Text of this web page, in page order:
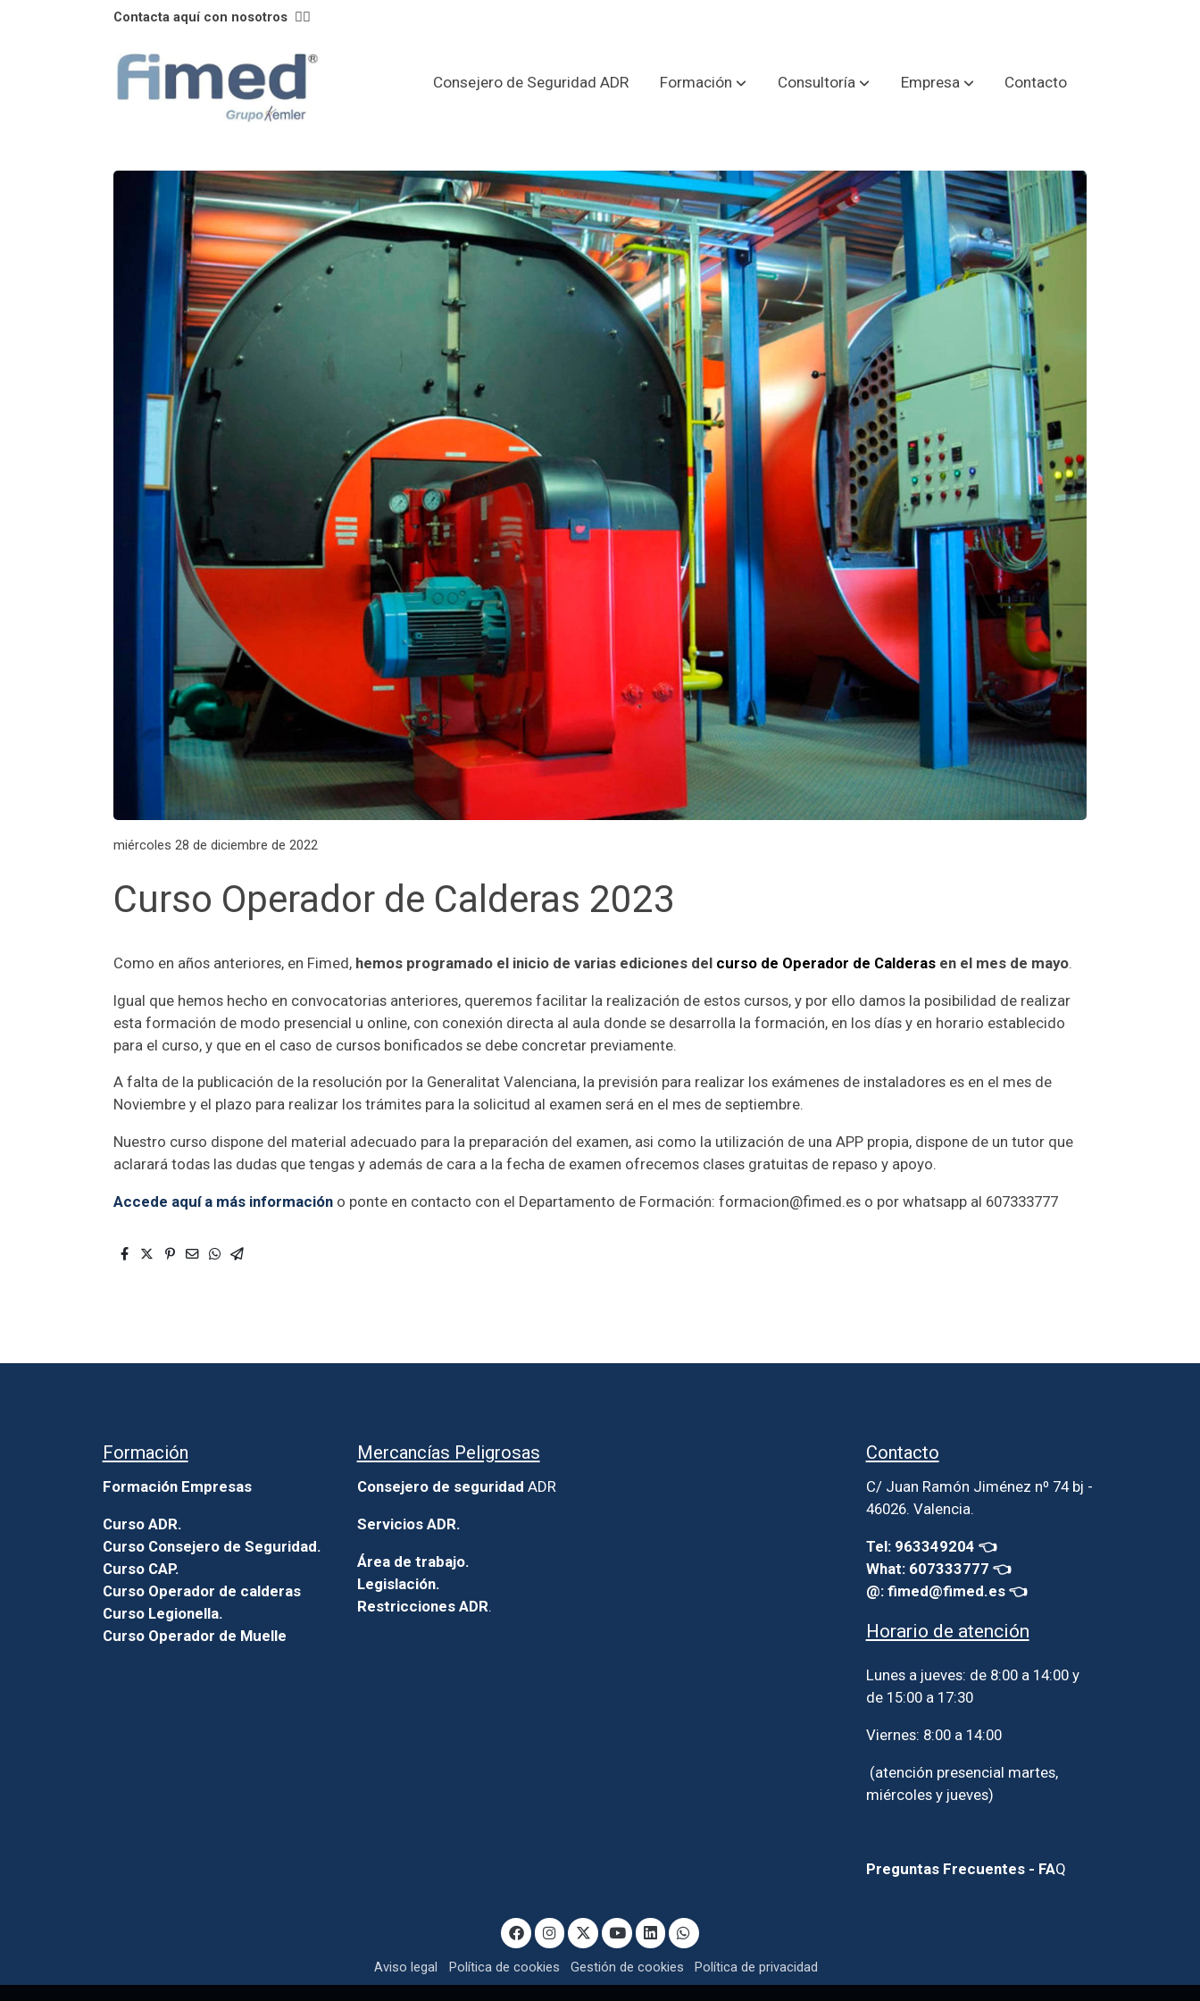
Contacta aquí con nosotros 👈🏼
Consejero de Seguridad ADR Formación Consultoría Empresa Contacto
miércoles 28 de diciembre de 2022
Curso Operador de Calderas 2023
Como en años anteriores, en Fimed, hemos programado el inicio de varias ediciones del curso de Operador de Calderas en el mes de mayo.
Igual que hemos hecho en convocatorias anteriores, queremos facilitar la realización de estos cursos, y por ello damos la posibilidad de realizar
esta formación de modo presencial u online, con conexión directa al aula donde se desarrolla la formación, en los días y en horario establecido
para el curso, y que en el caso de cursos bonificados se debe concretar previamente.
A falta de la publicación de la resolución por la Generalitat Valenciana, la previsión para realizar los exámenes de instaladores es en el mes de
Noviembre y el plazo para realizar los trámites para la solicitud al examen será en el mes de septiembre.
Nuestro curso dispone del material adecuado para la preparación del examen, asi como la utilización de una APP propia, dispone de un tutor que
aclarará todas las dudas que tengas y además de cara a la fecha de examen ofrecemos clases gratuitas de repaso y apoyo.
Accede aquí a más información o ponte en contacto con el Departamento de Formación: formacion@fimed.es o por whatsapp al 607333777
Formación
Formación Empresas
Curso ADR.
Curso Consejero de Seguridad.
Curso CAP.
Curso Operador de calderas
Curso Legionella.
Curso Operador de Muelle
Mercancías Peligrosas
Consejero de seguridad ADR
Servicios ADR.
Área de trabajo.
Legislación.
Restricciones ADR.
Contacto
C/ Juan Ramón Jiménez nº 74 bj -
46026. Valencia.
Tel: 963349204 👈
What: 607333777 👈
@: fimed@fimed.es 👈
Horario de atención
Lunes a jueves: de 8:00 a 14:00 y
de 15:00 a 17:30
Viernes: 8:00 a 14:00
(atención presencial martes,
miércoles y jueves)
Preguntas Frecuentes - FAQ
Aviso legal Política de cookies Gestión de cookies Política de privacidad